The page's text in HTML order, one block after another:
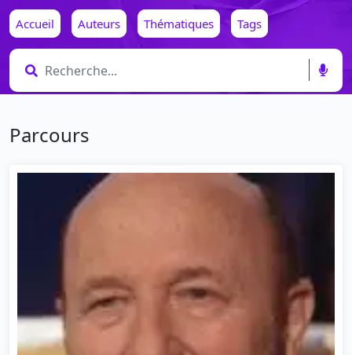
Accueil Auteurs Thématiques Tags
Parcours